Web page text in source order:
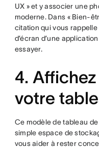
UX » et y associer une
moderne. Dans « Bien-
citation qui vous
d’écran d’une
essayer.
4.
votre
Ce modèle de tableau
simple espace de
vous aider à rester